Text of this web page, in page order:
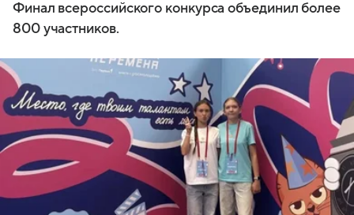
Финал всероссийского конкурса объединил более
800 участников.